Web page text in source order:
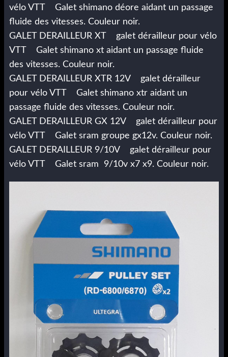
vélo VTT Galet shimano déore aidant un passage
fluide des vitesses. Couleur noir.
GALET DERAILLEUR XT galet dérailleur pour vélo
VTT Galet shimano xt aidant un passage fluide
des vitesses. Couleur noir.
GALET DERAILLEUR XTR 12V galet dérailleur
pour vélo VTT Galet shimano xtr aidant un
passage fluide des vitesses. Couleur noir.
GALET DERAILLEUR GX 12V galet dérailleur pour
vélo VTT Galet sram groupe gx12v. Couleur noir.
GALET DERAILLEUR 9/10V galet dérailleur pour
vélo VTT Galet sram 9/10v x7 x9. Couleur noir.